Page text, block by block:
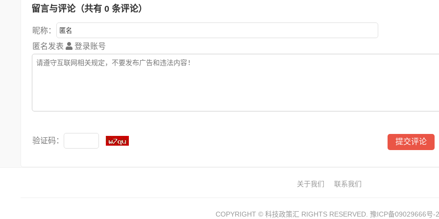
留言与评论（共有 0 条评论）
昵称：
匿名发表
登录账号
验证码：
关于我们 联系我们
COPYRIGHT © 科技政策汇 RIGHTS RESERVED. 豫ICP备09029666号-